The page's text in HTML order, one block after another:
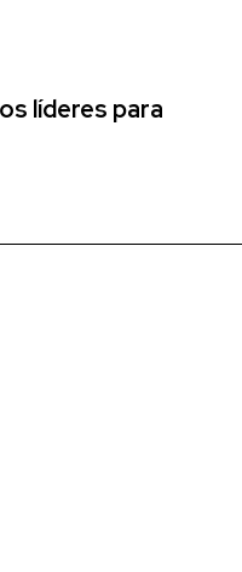
líderes para